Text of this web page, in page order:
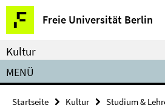
Springe
direkt
zu
Inhalt
Freie Universität Berlin
Service-
Navigation
Kultur
MENÜ
Startseite Kultur
Studium &